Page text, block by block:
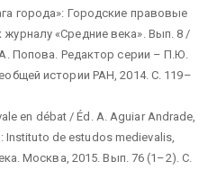
города»: Городские правовые
«Средние века». Вып. 8 /
Попова. Редактор серии – П.Ю.
истории РАН, 2014. С. 119–
en débat / Éd. A. Aguiar Andrade,
Instituto de estudos medievalis,
Москва, 2015. Вып. 76 (1–2). С.